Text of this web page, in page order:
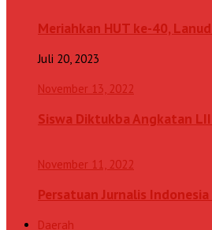
Meriahkan HUT ke-40,
Juli 20, 2023
November 13, 2022
Siswa Diktukba Angkatan
November 11, 2022
Persatuan Jurnalis
Daerah